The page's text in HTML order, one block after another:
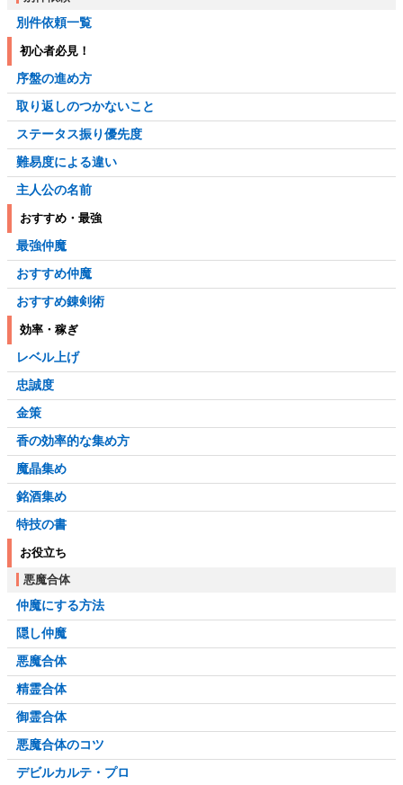
別件依頼一覧
初心者必見！
序盤の進め方
取り返しのつかないこと
ステータス振り優先度
難易度による違い
主人公の名前
おすすめ・最強
最強仲魔
おすすめ仲魔
おすすめ錬剣術
効率・稼ぎ
レベル上げ
忠誠度
金策
香の効率的な集め方
魔晶集め
銘酒集め
特技の書
お役立ち
悪魔合体
仲魔にする方法
隠し仲魔
悪魔合体
精霊合体
御霊合体
悪魔合体のコツ
デビルカルテ・プロ